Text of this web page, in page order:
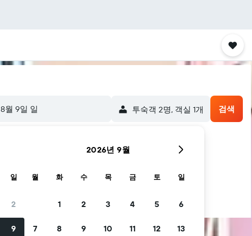
8월 9일 일 ​투숙객 2​명, ​객실 1개 검색
일
2
9
2026년 9월
월 화 수 목 금 토 일
1 2 3 4 5 6
7 8 9 10 11 12 13